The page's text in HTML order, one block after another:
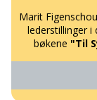
Marit
lederstillinger
bøkene "Til